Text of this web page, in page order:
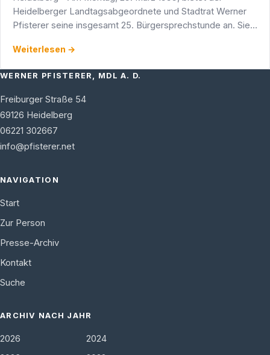
Heidelberger Landtagsabgeordnete und Stadtrat Werner
Pfisterer seine insgesamt 25. Bürgersprechstunde an. Sie
Weiterlesen →
WERNER PFISTERER, MDL A. D.
Freiburger Straße 54
69126 Heidelberg
06221 302667
info@pfisterer.net
NAVIGATION
Start
Zur Person
Presse-Archiv
Kontakt
Suche
ARCHIV NACH JAHR
2026
2024